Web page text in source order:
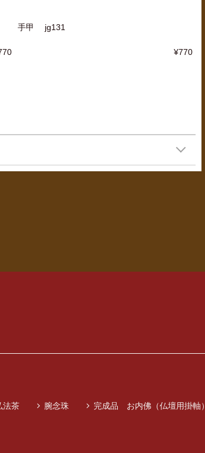
手甲 jg131
¥770
茶 腕念珠
完成品 お内佛（仏壇用掛軸）